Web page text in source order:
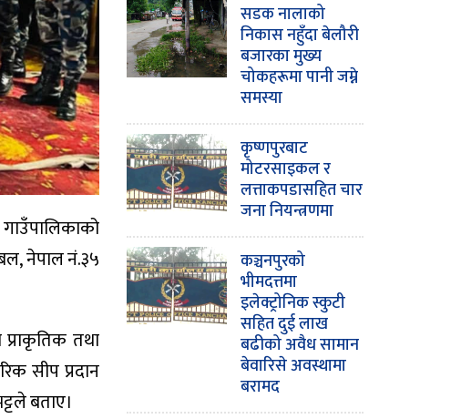
नेपाल नं.३५
तथा
सीप प्रदान
बताए।
सडक नालाको
निकास नहुँदा बेलौरी
बजारका मुख्य
चोकहरूमा पानी जम्ने
समस्या
कृष्णपुरबाट
मोटरसाइकल र
लत्ताकपडासहित चार
जना नियन्त्रणमा
कञ्चनपुरको
भीमदत्तमा
इलेक्ट्रोनिक स्कुटी
सहित दुई लाख
बढीको अवैध सामान
बेवारिसे अवस्थामा
बरामद